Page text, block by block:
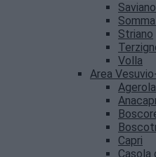
Saviano
Striano
Volla
Area
Agerola
Capri
Casola